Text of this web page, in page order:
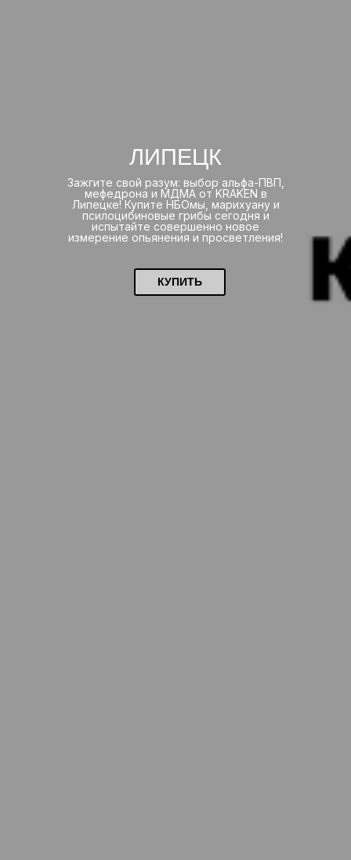
ЛИПЕЦК
Зажгите свой разум: выбор альфа-ПВП,
мефедрона и МДМА от KRAKEN в
Липецке! Купите НБОмы, марихуану и
псилоцибиновые грибы сегодня и
испытайте совершенно новое
измерение опьянения и просветления!
КУПИТЬ